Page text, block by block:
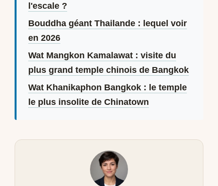
l'escale ?
Bouddha géant Thailande : lequel voir
en 2026
Wat Mangkon Kamalawat : visite du
plus grand temple chinois de Bangkok
Wat Khanikaphon Bangkok : le temple
le plus insolite de Chinatown